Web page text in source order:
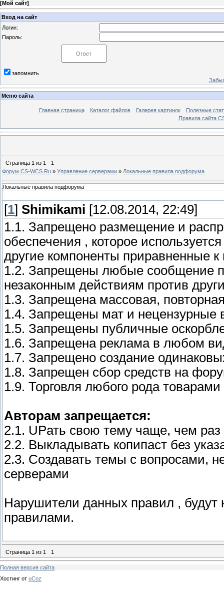
[Мой сайт]
Вход на сайт
Логин:
Пароль:
запомнить
Меню сайта
Главная страница Каталог файлов Галерея картинок
Полезные
Правила сайта
Страница 1 из 1
1
Форум CS-WCS.Ru » Управление серверами » Локальные правила подфорума
Локальные правила подфорума
[1] Shimikami [12.08.2014, 22:49]
1.1. Запрещено размещение и
обеспечения , которое
другие компоненты приравненные
1.2. Запрещены любые сообщение
незаконным действиям против
1.3. Запрещена массовая,
1.4. Запрещены мат и нецензурные
1.5. Запрещены публичные
1.6. Запрещена реклама в любом
1.7. Запрещено создание
1.8. Запрещен сбор средств на
1.9. Торговля любого рода
Авторам запрещается:
2.1. UPать свою тему чаще, чем раз
2.2. Выкладывать копипаст без
2.3. Создавать темы с вопросами,
серверами
Нарушители данных правил , будут
правилами.
Страница 1 из 1 1
Полная версия сайта
Хостинг от uCoz